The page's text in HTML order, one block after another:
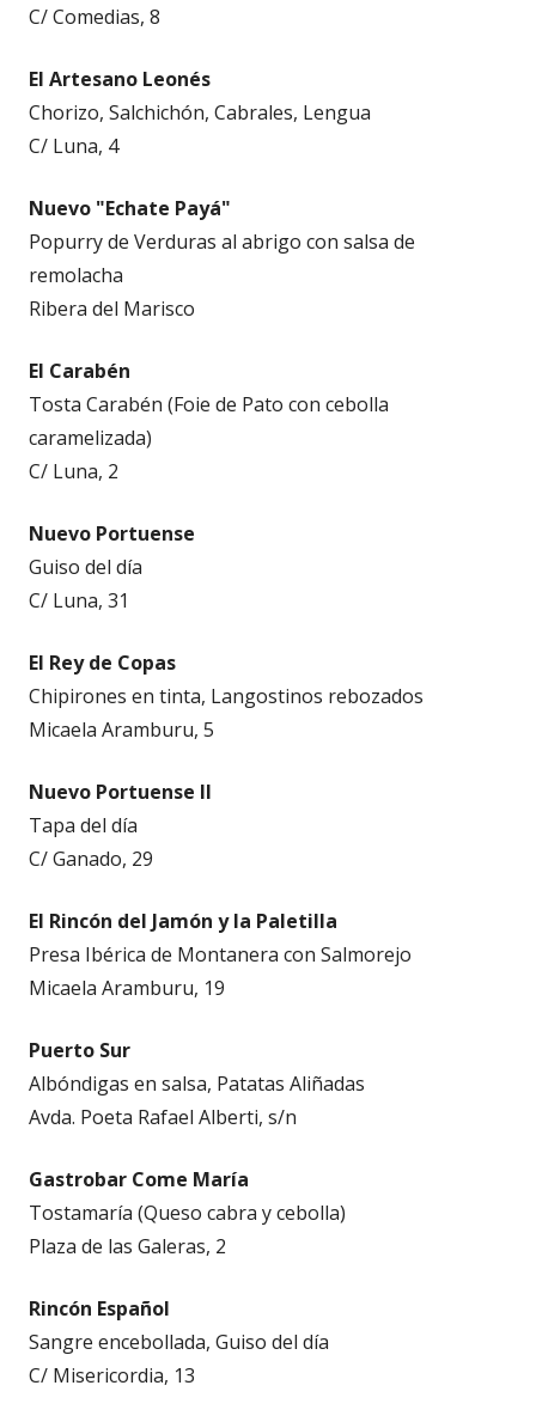
C/ Comedias, 8
El Artesano Leonés
Chorizo, Salchichón, Cabrales, Lengua
C/ Luna, 4
Nuevo "Echate Payá"
Popurry de Verduras al abrigo con salsa de
remolacha
Ribera del Marisco
El Carabén
Tosta Carabén (Foie de Pato con cebolla
caramelizada)
C/ Luna, 2
Nuevo Portuense
Guiso del día
C/ Luna, 31
El Rey de Copas
Chipirones en tinta, Langostinos rebozados
Micaela Aramburu, 5
Nuevo Portuense II
Tapa del día
C/ Ganado, 29
El Rincón del Jamón y la Paletilla
Presa Ibérica de Montanera con Salmorejo
Micaela Aramburu, 19
Puerto Sur
Albóndigas en salsa, Patatas Aliñadas
Avda. Poeta Rafael Alberti, s/n
Gastrobar Come María
Tostamaría (Queso cabra y cebolla)
Plaza de las Galeras, 2
Rincón Español
Sangre encebollada, Guiso del día
C/ Misericordia, 13